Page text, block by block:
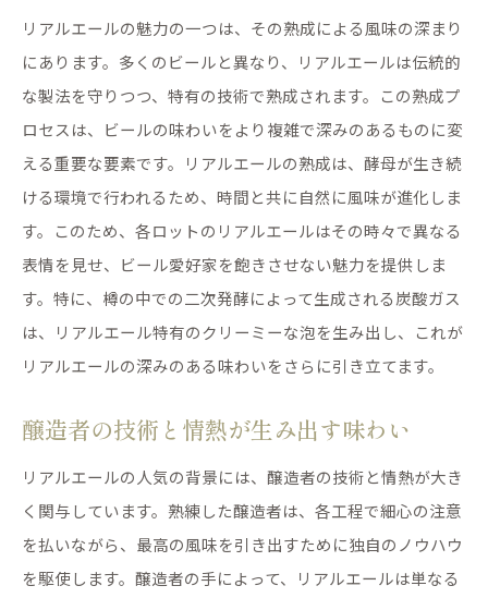
リアルエールの魅力の一つは、その熟成による風味の深まり
にあります。多くのビールと異なり、リアルエールは伝統的
な製法を守りつつ、特有の技術で熟成されます。この熟成プ
ロセスは、ビールの味わいをより複雑で深みのあるものに変
える重要な要素です。リアルエールの熟成は、酵母が生き続
ける環境で行われるため、時間と共に自然に風味が進化しま
す。このため、各ロットのリアルエールはその時々で異なる
表情を見せ、ビール愛好家を飽きさせない魅力を提供しま
す。特に、樽の中での二次発酵によって生成される炭酸ガス
は、リアルエール特有のクリーミーな泡を生み出し、これが
リアルエールの深みのある味わいをさらに引き立てます。
醸造者の技術と情熱が生み出す味わい
リアルエールの人気の背景には、醸造者の技術と情熱が大き
く関与しています。熟練した醸造者は、各工程で細心の注意
を払いながら、最高の風味を引き出すために独自のノウハウ
を駆使します。醸造者の手によって、リアルエールは単なる